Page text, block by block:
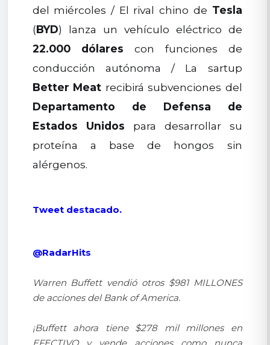
del miércoles / El rival chino de Tesla
(BYD) lanza un vehículo eléctrico de
22.000 dólares con funciones de
conducción autónoma / La sartup
Better Meat recibirá subvenciones del
Departamento de Defensa de
Estados Unidos para desarrollar su
proteína a base de hongos sin
alérgenos.
Tweet destacado.
@RadarHits
Warren Buffett vendió otros $981 MILLONES
de acciones del Bank of America.
¡Buffett ahora tiene $278 mil millones en
EFECTIVO y vende acciones como nunca